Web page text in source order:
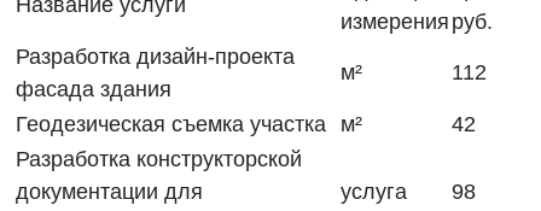
Название услуги
измерения руб.
Разработка дизайн-проекта
фасада здания
м² 112
Геодезическая съемка участка м²
42
Разработка конструкторской
документации для
услуга 98